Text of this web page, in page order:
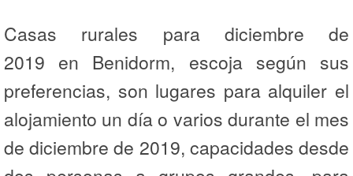
Casas rurales para diciembre de
2019 en Benidorm, escoja según sus
preferencias, son lugares para alquiler el
alojamiento un día o varios durante el mes
de diciembre de 2019, capacidades desde